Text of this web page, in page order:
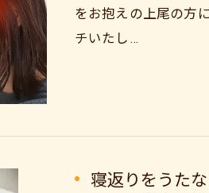
をお抱えの上尾の方
チいたし…
寝返りをうた